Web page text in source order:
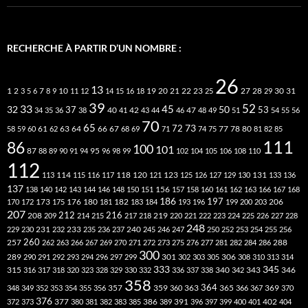
RECHERCHE À PARTIR D’UN NOMBRE :
1 2 3 5 6 7 8 9 10 11 12 13 14 15 16 18 19 20 21 22 23 25 26 27 28 29 30 31
32 33 34 35 36 37 38 39 40 41 42 43 44 45 46 47 48 49 50 51 52 53 54 55 56
58 59 60 61 62 63 64 65 66 67 68 69 70 71 72 73 74 75 77 78 80 81 82 85
86 87 88 89 90 91 94 95 96 98 99 100 101 102 104 105 106 108 110 111
112 113 114 115 116 117 118 120 121 123 125 126 127 129 130 131 133 136
137 138 140 142 143 144 146 148 150 151 156 157 158 160 161 162 163 166 167 168
170 172 173 175 176 180 181 182 183 184 186 193 196 197 199 200 203 206
207 208 209 212 214 215 216 217 218 219 220 221 222 223 224 225 226 227 228
229 230 231 232 233 235 236 237 240 245 246 247 248 250 252 253 254 255 256
257 260 262 263 266 267 269 270 271 272 273 275 276 277 281 282 284 286 288
289 290 291 292 293 294 296 297 299 300 301 302 303 305 306 308 310 313 314
315 316 317 318 320 323 328 329 330 332 333 336 337 338 340 342 343 345 346
348 349 352 353 354 355 356 357 358 359 360 363 364 365 366 367 369 370
372 373 376 377 380 381 382 383 385 386 389 391 396 397 399 400 401 402 404